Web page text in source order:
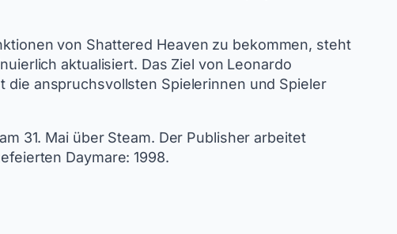
von Shattered Heaven zu bekommen, steht
aktualisiert. Das Ziel von Leonardo
anspruchsvollsten Spielerinnen und Spieler
31. Mai über Steam. Der Publisher arbeitet
Daymare: 1998.